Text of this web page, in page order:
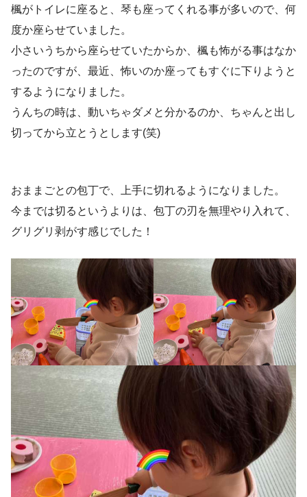
楓がトイレに座ると、琴も座ってくれる事が多いので、何
度か座らせていました。
小さいうちから座らせていたからか、楓も怖がる事はなか
ったのですが、最近、怖いのか座ってもすぐに下りようと
するようになりました。
うんちの時は、動いちゃダメと分かるのか、ちゃんと出し
切ってから立とうとします(笑)
おままごとの包丁で、上手に切れるようになりました。
今までは切るというよりは、包丁の刃を無理やり入れて、
グリグリ剥がす感じでした！